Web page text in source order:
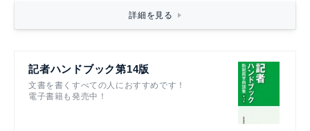
詳細を見る
記者ハンドブック第14版
文書を書くすべての人におすすめです！
電子書籍も発売中！